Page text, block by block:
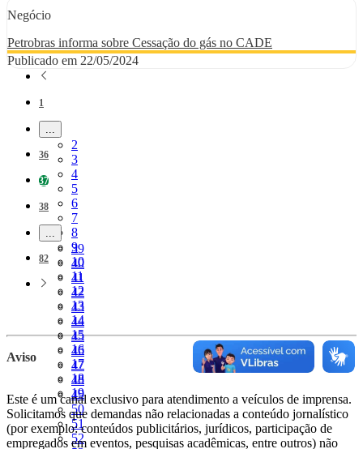
Negócio
Petrobras informa sobre Cessação do gás no CADE
Publicado em 22/05/2024
Página
1
...
Páginas intermediárias Usar ABA para navegar.
Página
2
Página
3
Página
4
Página
5
Página
6
Página
7
Página
8
Página
9
Página
10
Página
11
Página
12
Página
13
Página
14
Página
15
Página
16
Página
17
Página
18
Página
19
Página
36
Página
37
Página
38
...
Páginas intermediárias Usar ABA para navegar.
Página
39
Página
40
Página
41
Página
42
Página
43
Página
44
Página
45
Página
46
Página
47
Página
48
Página
49
Página
50
Página
51
Página
52
Página
82
Aviso
Este é um canal exclusivo para atendimento a veículos de imprensa.
Solicitamos que demandas não relacionadas a conteúdo jornalístico
(por exemplo: conteúdos publicitários, jurídicos, participação de
empregados em eventos, pesquisas acadêmicas, entre outros) não